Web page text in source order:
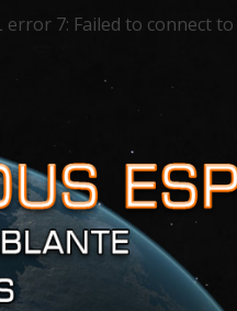
7: Failed to connect